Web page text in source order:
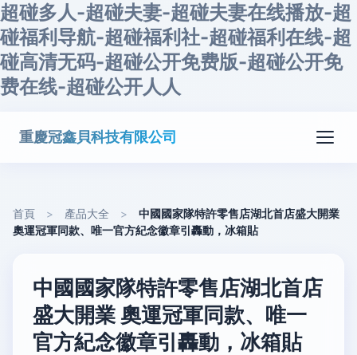
超碰多人-超碰夫妻-超碰夫妻在线播放-超
碰福利导航-超碰福利社-超碰福利在线-超
碰高清无码-超碰公开免费版-超碰公开免
费在线-超碰公开人人
重慶冠鑫貝科技有限公司
首頁 > 產品大全 >
中國國家隊特許零售店湖北首店盛大開業
奧運冠軍同款、唯一官方紀念徽章引轟動，冰箱貼
中國國家隊特許零售店湖北首店
盛大開業 奧運冠軍同款、唯一
官方紀念徽章引轟動，冰箱貼